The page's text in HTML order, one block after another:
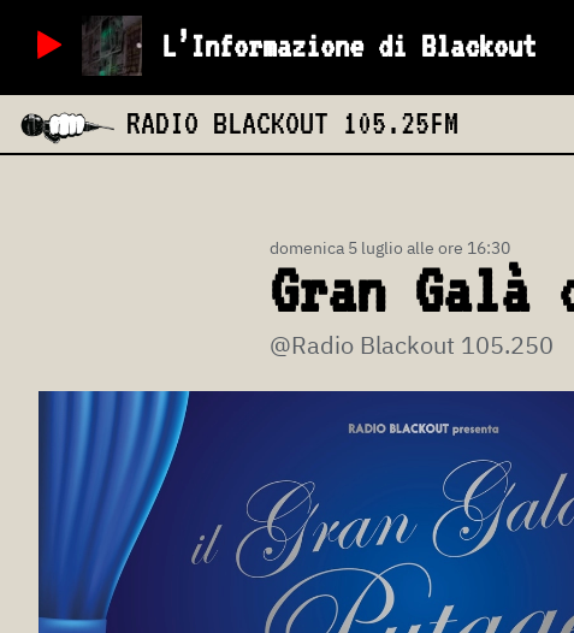
L’Informazione di Blackout
RADIO BLACKOUT 105.25FM
domenica 5 luglio alle ore 16:30
Gran Galà
@Radio Blackout 105.250